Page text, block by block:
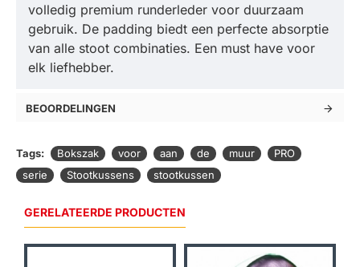
volledig premium runderleder voor duurzaam
gebruik. De padding biedt een perfecte absorptie
van alle stoot combinaties. Een must have voor
elk liefhebber.
BEOORDELINGEN
Tags: Bokszak voor aan de muur
PRO
serie
Stootkussens stootkussen
GERELATEERDE PRODUCTEN